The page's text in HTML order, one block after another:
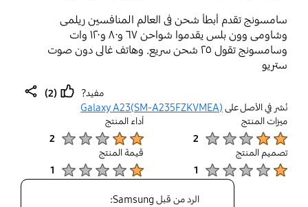
سامسونج تقدم أبطأ شحن فى العالم المنافسين ريلمى
وشاومى وون بلس يقدموا شواحن ٦٧ و٨٠ و١٢٠ وات
وسامسونج تقول ٢٥ شحن سريع. وهاتف غالى دون صوت
ستريو
مفيد?
(2)
نُشر في الأصل على Galaxy A23(SM-A235FZKVMEA)
ميزات المنتج
2
أداء المنتج
2
تصميم المنتج
1
قيمة المنتج
1
الرد من قبل Samsung: